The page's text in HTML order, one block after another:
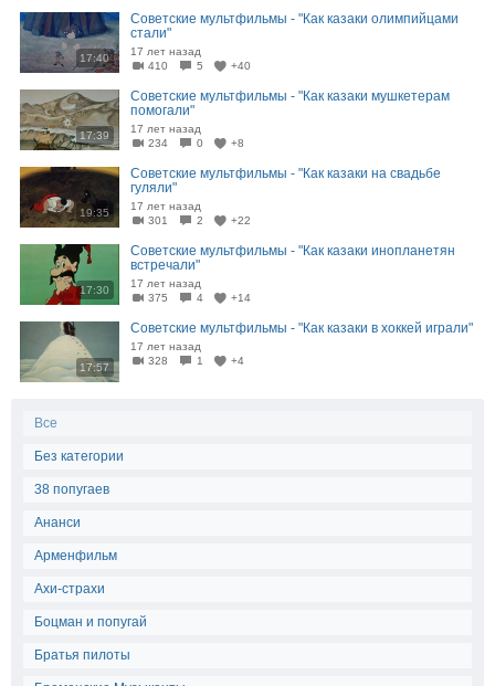
17:40
Советские мультфильмы - "Как казаки олимпийцами
стали"
17 лет назад
410
5 +40
17:39
Советские мультфильмы - "Как казаки мушкетерам
помогали"
17 лет назад
234
0 +8
19:35
Советские мультфильмы - "Как казаки на свадьбе
гуляли"
17 лет назад
301
2 +22
17:30
Советские мультфильмы - "Как казаки инопланетян
встречали"
17 лет назад
375
4 +14
17:57
Советские мультфильмы - "Как казаки в хоккей играли"
17 лет назад
328
1 +4
Все
Без категории
38 попугаев
Ананси
Арменфильм
Ахи-страхи
Боцман и попугай
Братья пилоты